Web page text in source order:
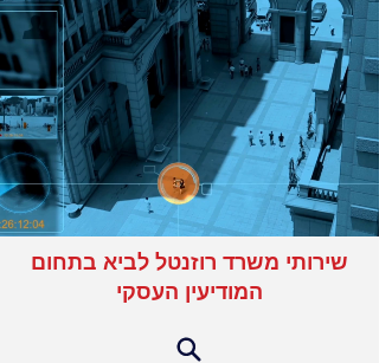
שירותי משרד רוזנטל לביא בתחום
המודיעין העסקי